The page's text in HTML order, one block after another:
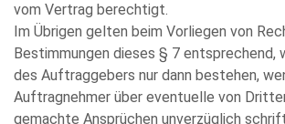
vom Vertrag berechtigt.
Im Übrigen gelten beim Vorliegen von
Bestimmungen dieses § 7 entsprechend,
des Auftraggebers nur dann bestehen,
Auftragnehmer über eventuelle von
gemachte Ansprüchen unverzüglich